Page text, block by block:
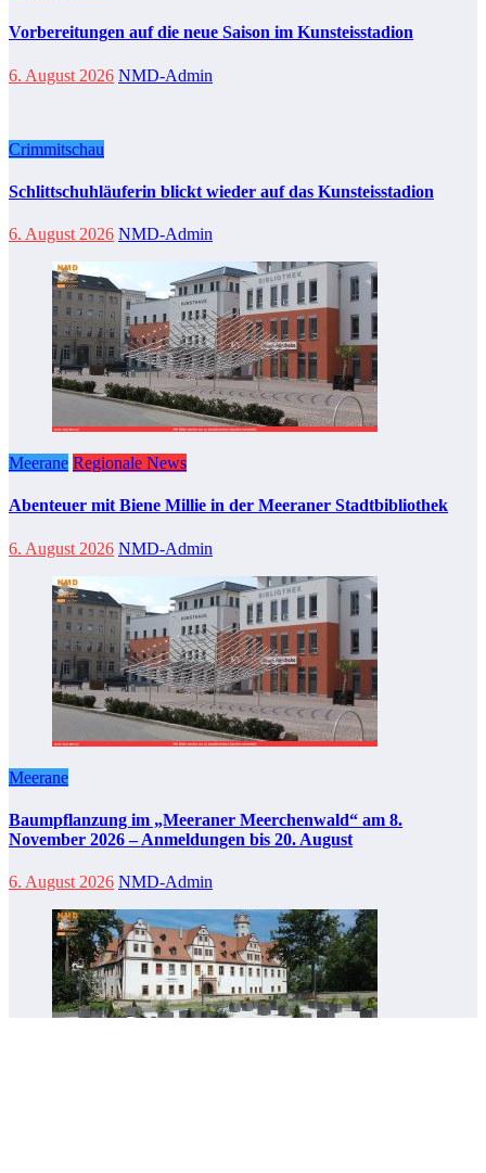
Vorbereitungen auf die neue Saison im Kunsteisstadion
6. August 2026 NMD-Admin
Crimmitschau
Schlittschuhläuferin blickt wieder auf das Kunsteisstadion
6. August 2026 NMD-Admin
Meerane Regionale News
Abenteuer mit Biene Millie in der Meeraner Stadtbibliothek
6. August 2026 NMD-Admin
Meerane
Baumpflanzung im „Meeraner Meerchenwald“ am 8.
November 2026 – Anmeldungen bis 20. August
6. August 2026 NMD-Admin